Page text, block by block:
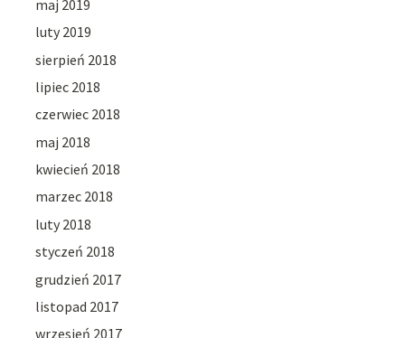
maj 2019
luty 2019
sierpień 2018
lipiec 2018
czerwiec 2018
maj 2018
kwiecień 2018
marzec 2018
luty 2018
styczeń 2018
grudzień 2017
listopad 2017
wrzesień 2017